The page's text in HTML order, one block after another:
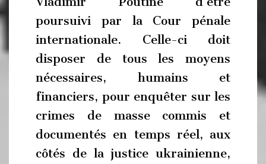
poursuivi par la Cour pénale
internationale. Celle-ci doit
disposer de tous les moyens
nécessaires, humains et
financiers, pour enquêter sur les
crimes de masse commis et
documentés en temps réel, aux
côtés de la justice ukrainienne,